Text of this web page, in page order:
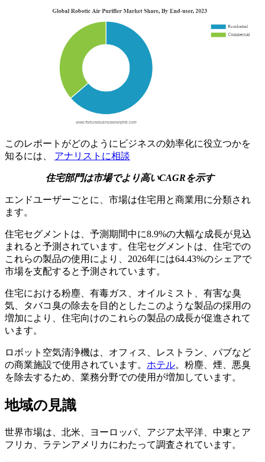
このレポートがどのようにビジネスの効率化に役立つかを
知るには、 アナリストに相談
住宅部門は市場でより高いCAGRを示す
エンドユーザーごとに、市場は住宅用と商業用に分類され
ます。
住宅セグメントは、予測期間中に8.9%の大幅な成長が見込
まれると予測されています。住宅セグメントは、住宅での
これらの製品の使用により、2026年には64.43%のシェアで
市場を支配すると予測されています。
住宅における粉塵、有毒ガス、オイルミスト、有害な臭
気、タバコ臭の除去を目的としたこのような製品の採用の
増加により、住宅向けのこれらの製品の成長が促進されて
います。
ロボット空気清浄機は、オフィス、レストラン、パブなど
の商業施設で使用されています。 ホテル。粉塵、煙、悪臭
を除去するため、業務分野での使用が増加しています。
地域の見識
世界市場は、北米、ヨーロッパ、アジア太平洋、中東とア
フリカ、ラテンアメリカにわたって調査されています。